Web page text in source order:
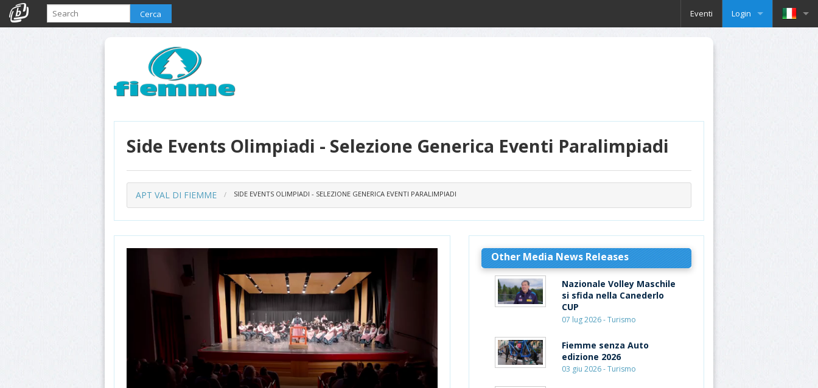
Cerca Eventi Login
Side Events Olimpiadi - Selezione Generica Eventi Paralimpiadi
APT VAL DI FIEMME SIDE EVENTS OLIMPIADI - SELEZIONE GENERICA EVENTI PARALIMPIADI
Other Media News Releases
Nazionale Volley Maschile
si sfida nella Canederlo
CUP
07 lug 2026 - Turismo
Fiemme senza Auto
edizione 2026
03 giu 2026 - Turismo